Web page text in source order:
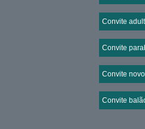
Convite
Convite
Convite novo
Convite